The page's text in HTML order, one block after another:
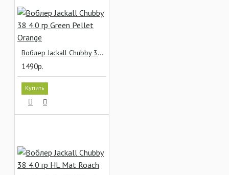
Воблер Jackall Chubby 38 4.0 гр Green Pellet Orange
1490р.
Купить